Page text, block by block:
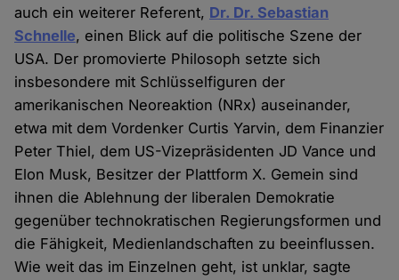
auch ein weiterer Referent, Dr. Dr. Sebastian
Schnelle, einen Blick auf die politische Szene der
USA. Der promovierte Philosoph setzte sich
insbesondere mit Schlüsselfiguren der
amerikanischen Neoreaktion (NRx) auseinander,
etwa mit dem Vordenker Curtis Yarvin, dem Finanzier
Peter Thiel, dem US-Vizepräsidenten JD Vance und
Elon Musk, Besitzer der Plattform X. Gemein sind
ihnen die Ablehnung der liberalen Demokratie
gegenüber technokratischen Regierungsformen und
die Fähigkeit, Medienlandschaften zu beeinflussen.
Wie weit das im Einzelnen geht, ist unklar, sagte